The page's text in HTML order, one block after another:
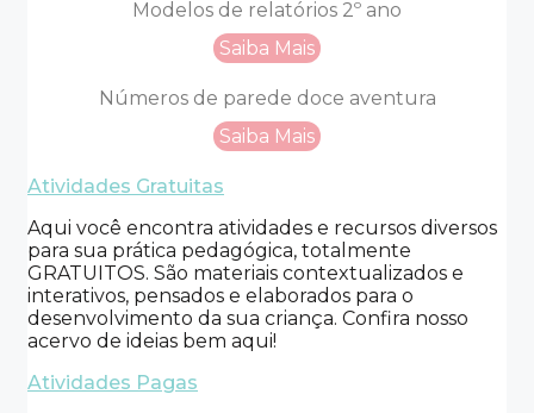
Modelos de relatórios 2º ano
Saiba Mais
Números de parede doce aventura
Saiba Mais
Atividades Gratuitas
Aqui você encontra atividades e recursos diversos
para sua prática pedagógica, totalmente
GRATUITOS. São materiais contextualizados e
interativos, pensados e elaborados para o
desenvolvimento da sua criança. Confira nosso
acervo de ideias bem aqui!
Atividades Pagas